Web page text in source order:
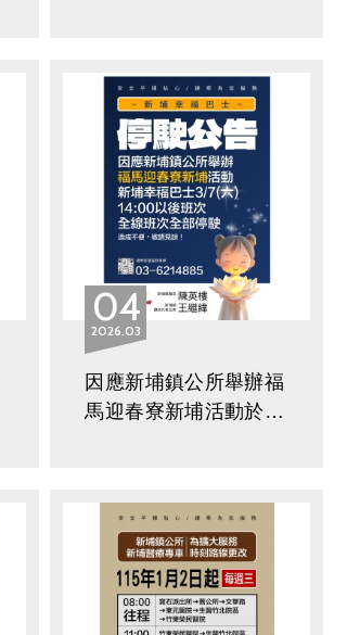
04
03
2026
因應新埔鎮公所舉辦福
馬迎春寮新埔活動於